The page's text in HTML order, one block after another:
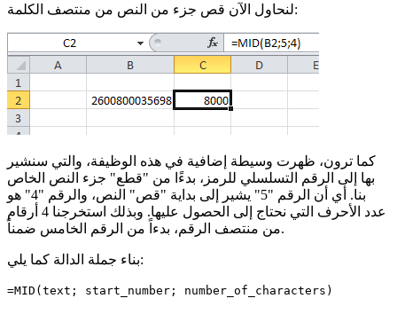
لنحاول الآن قص جزء من النص من منتصف الكلمة:
كما ترون، ظهرت وسيطة إضافية في هذه الوظيفة، والتي سنشير
بها إلى الرقم التسلسلي للرمز، بدءًا من "قطع" جزء النص الخاص
بنا. أي أن الرقم "5" يشير إلى بداية "قص" النص، والرقم "4" هو
عدد الأحرف التي نحتاج إلى الحصول عليها. وبذلك استخرجنا 4 أرقام
من منتصف الرقم، بدءاً من الرقم الخامس ضمناً.
بناء جملة الدالة كما يلي:
=MID(text; start_number; number_of_characters)